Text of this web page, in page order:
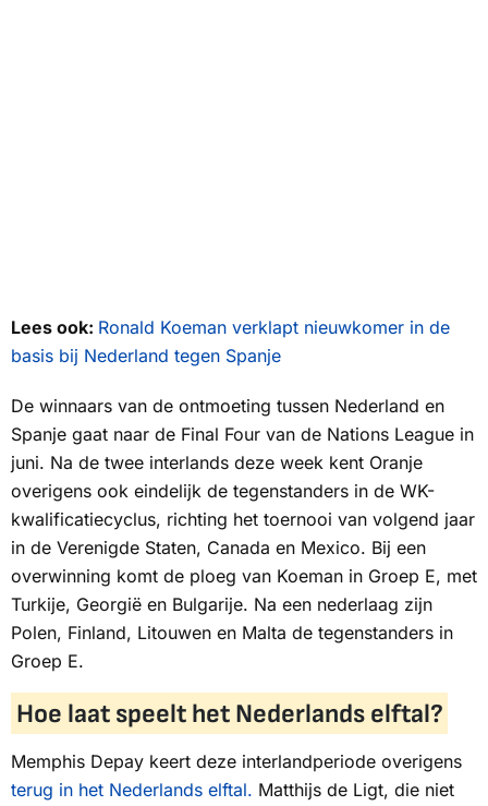
Lees ook: Ronald Koeman verklapt nieuwkomer in de
basis bij Nederland tegen Spanje
De winnaars van de ontmoeting tussen Nederland en
Spanje gaat naar de Final Four van de Nations League in
juni. Na de twee interlands deze week kent Oranje
overigens ook eindelijk de tegenstanders in de WK-
kwalificatiecyclus, richting het toernooi van volgend jaar
in de Verenigde Staten, Canada en Mexico. Bij een
overwinning komt de ploeg van Koeman in Groep E, met
Turkije, Georgië en Bulgarije. Na een nederlaag zijn
Polen, Finland, Litouwen en Malta de tegenstanders in
Groep E.
Hoe laat speelt het Nederlands elftal?
Memphis Depay keert deze interlandperiode overigens
terug in het Nederlands elftal. Matthijs de Ligt, die niet